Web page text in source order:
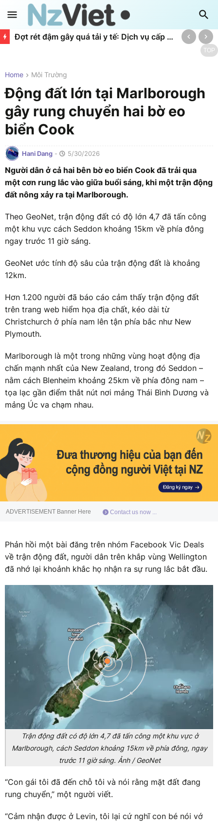
Đợt rét đậm gây quá tải y tế: Dịch vụ cấp cứu St John tiếp nhận cuộc gọi kỷ lục
TOP
Home Môi Trường
Động đất lớn tại Marlborough
gây rung chuyển hai bờ eo
biển Cook
Hani Dang - 5/30/2026
Người dân ở cả hai bên bờ eo biển Cook đã trải qua
một cơn rung lắc vào giữa buổi sáng, khi một trận động
đất nông xảy ra tại Marlborough.
Theo GeoNet, trận động đất có độ lớn 4,7 đã tấn công
một khu vực cách Seddon khoảng 15km về phía đông
ngay trước 11 giờ sáng.
GeoNet ước tính độ sâu của trận động đất là khoảng
12km.
Hơn 1.200 người đã báo cáo cảm thấy trận động đất
trên trang web hiểm họa địa chất, kéo dài từ
Christchurch ở phía nam lên tận phía bắc như New
Plymouth.
Marlborough là một trong những vùng hoạt động địa
chấn mạnh nhất của New Zealand, trong đó Seddon –
nằm cách Blenheim khoảng 25km về phía đông nam –
tọa lạc gần điểm thắt nút nơi mảng Thái Bình Dương và
mảng Úc va chạm nhau.
ADVERTISEMENT Banner Here Contact us now ...
Phản hồi một bài đăng trên nhóm Facebook Vic Deals
về trận động đất, người dân trên khắp vùng Wellington
đã nhớ lại khoảnh khắc họ nhận ra sự rung lắc bắt đầu.
Trận động đất có độ lớn 4,7 đã tấn công một khu vực ở
Marlborough, cách Seddon khoảng 15km về phía đông, ngay
trước 11 giờ sáng. Ảnh / GeoNet
“Con gái tôi đã đến chỗ tôi và nói rằng mặt đất đang
rung chuyển,” một người viết.
“Cảm nhận được ở Levin, tôi lại cứ nghĩ con bé nói vớ